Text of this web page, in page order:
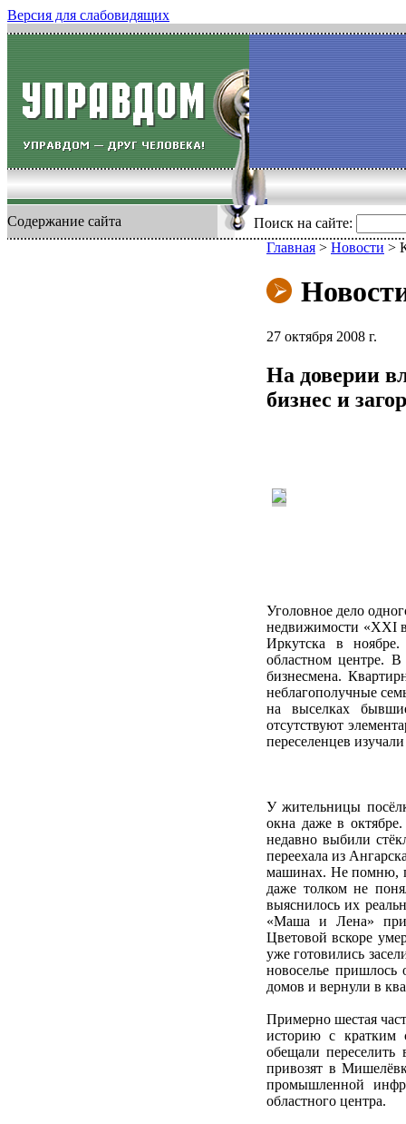
Версия для слабовидящих
Содержание сайта Поиск на сайте:
Главная > Новости >
27 октября 2008 г.
На доверии
бизнес и
Уголовное дело
недвижимости «XXI
Иркутска в ноябре.
областном центре.
бизнесмена.
неблагополучные
на выселках
отсутствуют
переселенцев
У жительницы
окна даже в
недавно выбили
переехала из
машинах. Не помню,
даже толком не
выяснилось их
«Маша и Лена»
Цветовой вскоре
уже готовились
новоселье пришлось
домов и вернули в
Примерно шестая
историю с кратким
обещали
привозят в
промышленной
областного центра.